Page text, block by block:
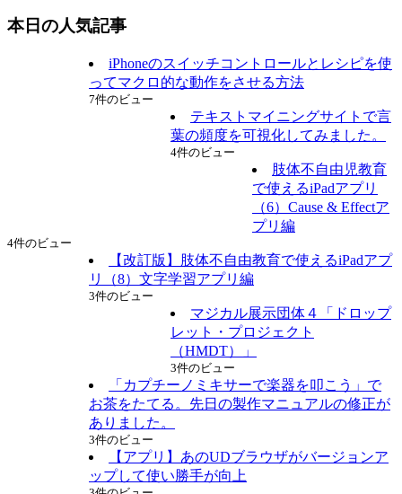
本日の人気記事
iPhoneのスイッチコントロールとレシピを使
ってマクロ的な動作をさせる方法
7件のビュー
テキストマイニングサイトで言
葉の頻度を可視化してみました。
4件のビュー
肢体不自由児教育
で使えるiPadアプリ
（6）Cause & Effectア
プリ編
4件のビュー
【改訂版】肢体不自由教育で使えるiPadアプ
リ（8）文字学習アプリ編
3件のビュー
マジカル展示団体４「ドロップ
レット・プロジェクト
（HMDT）」
3件のビュー
「カプチーノミキサーで楽器を叩こう」で
お茶をたてる。先日の製作マニュアルの修正が
ありました。
3件のビュー
【アプリ】あのUDブラウザがバージョンア
ップして使い勝手が向上